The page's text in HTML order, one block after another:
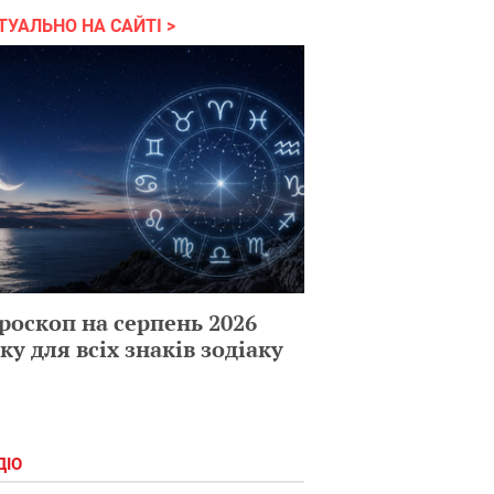
НА САЙТІ
на серпень 2026
для всіх знаків зодіаку